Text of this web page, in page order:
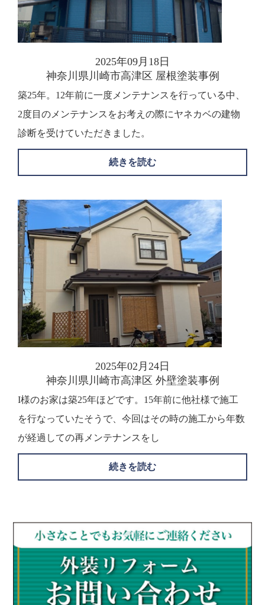
2025年09月18日
神奈川県川崎市高津区 屋根塗装事例
築25年。12年前に一度メンテナンスを行っている中、
2度目のメンテナンスをお考えの際にヤネカベの建物
診断を受けていただきました。
続きを読む
2025年02月24日
神奈川県川崎市高津区 外壁塗装事例
I様のお家は築25年ほどです。15年前に他社様で施工
を行なっていたそうで、今回はその時の施工から年数
が経過しての再メンテナンスをし
続きを読む